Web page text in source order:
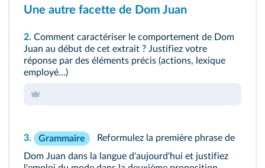
Une autre facette de Dom Juan
2. Comment caractériser le comportement de Dom
Juan au début de cet extrait ? Justifiez votre
réponse par des éléments précis (actions, lexique
employé…)
3. Grammaire
Reformulez la première phrase de
Dom Juan dans la langue d'aujourd'hui et justifiez